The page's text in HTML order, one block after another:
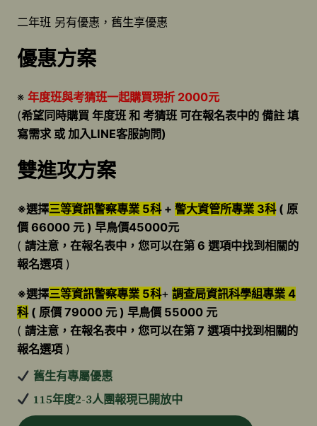
二年班 另有優惠，舊生享優惠
優惠方案
※ 年度班與考猜班一起購買現折 2000元
(希望同時購買 年度班 和 考猜班 可在報名表中的 備註 填
寫需求 或 加入LINE客服詢問)
雙進攻方案
※選擇三等資訊警察專業 5科+ 警大資管所專業 3科( 原
價 66000 元 ) 早鳥價45000元
( 請注意，在報名表中，您可以在第 6 選項中找到相關的
報名選項)
※選擇三等資訊警察專業 5科+ 調查局資訊科學組專業 4
科( 原價 79000 元 ) 早鳥價 55000 元
( 請注意，在報名表中，您可以在第 7 選項中找到相關的
報名選項)
舊生有專屬優惠
115年度2-3人團報現已開放中